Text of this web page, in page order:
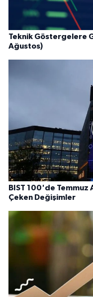
Teknik Göstergelere
Ağustos)
BIST 100'de Temmuz
Çeken Değişimler